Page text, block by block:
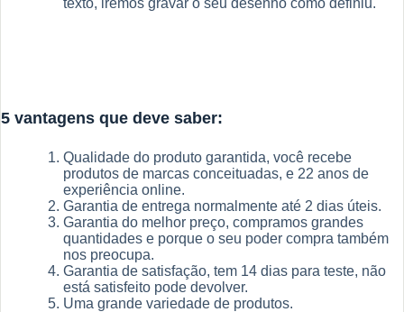
5 vantagens que deve saber:
Qualidade do produto garantida, você recebe
produtos de marcas conceituadas, e 22 anos de
experiência online.
Garantia de entrega normalmente até 2 dias úteis.
Garantia do melhor preço, compramos grandes
quantidades e porque o seu poder compra também
nos preocupa.
Garantia de satisfação, tem 14 dias para teste, não
está satisfeito pode devolver.
Uma grande variedade de produtos.